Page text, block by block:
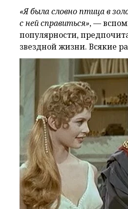
«Я была словно птица в
с ней справиться», —
популярности,
звездной жизни. Всякие